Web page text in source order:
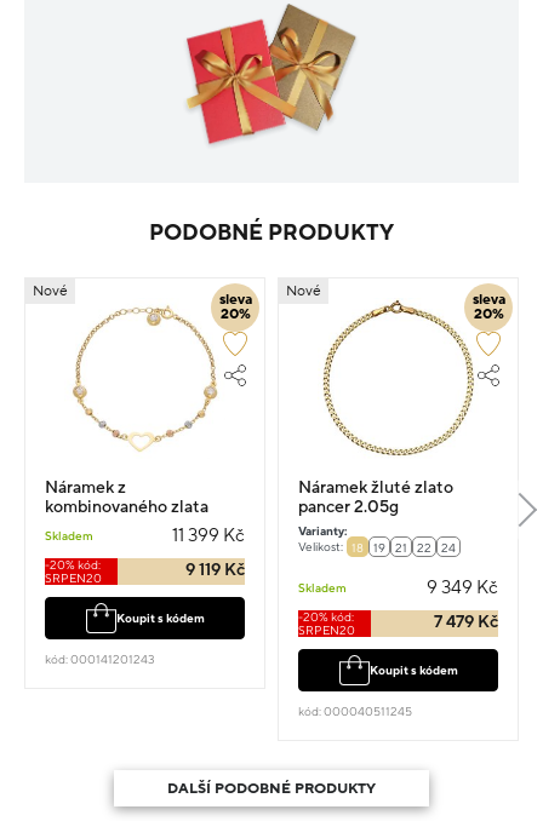
PODOBNÉ PRODUKTY
sleva
20%
Nové
Náramek z
kombinovaného zlata
Skladem 11 399 Kč
-20% kód:
SRPEN20
9 119 Kč
Koupit s kódem
kód: 000141201243
sleva
20%
Nové
Náramek žluté zlato
pancer 2.05g
Varianty:
Velikost:
18 19 21 22 24
Skladem 9 349 Kč
-20% kód:
SRPEN20
7 479 Kč
Koupit s kódem
kód: 000040511245
DALŠÍ PODOBNÉ PRODUKTY